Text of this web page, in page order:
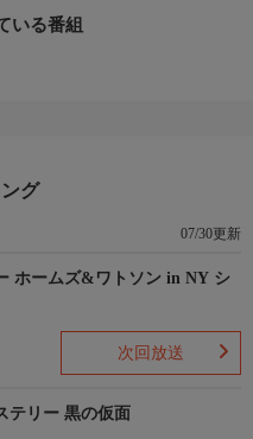
いる番組
グ
07/30更新
ホームズ&ワトソン in NY シ
次回放送
テリー 黒の仮面